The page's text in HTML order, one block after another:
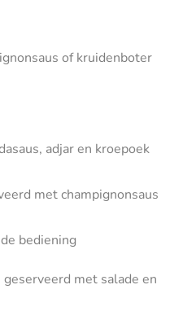
of kruidenboter
adjar en kroepoek
met champignonsaus
bediening
met salade en